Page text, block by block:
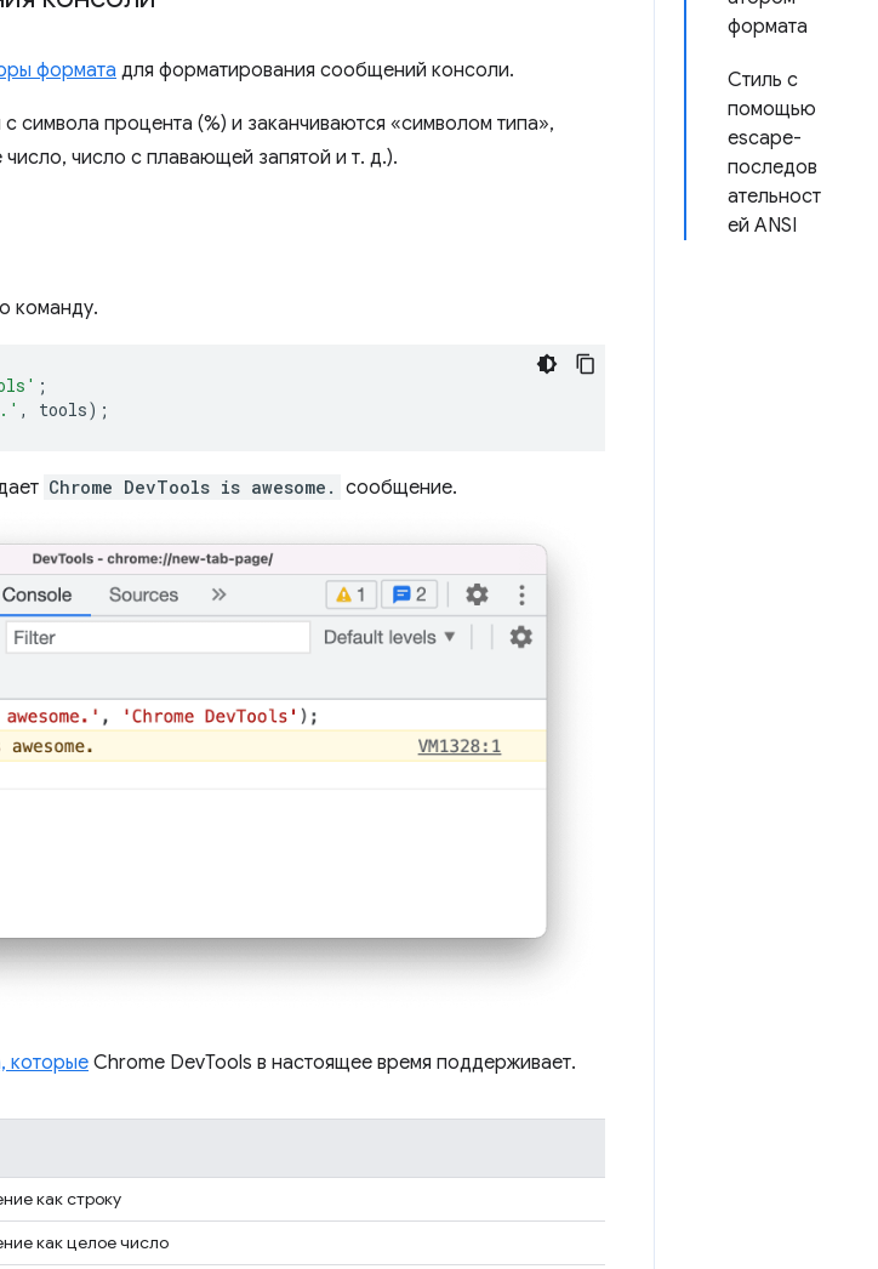
формата
Стиль с
помощью
escape-
последов
ательност
ей ANSI
формата для форматирования сообщений консоли.
символа процента (%) и заканчиваются «символом типа»,
число с плавающей запятой и т. д.).
команду.
;
, tools);
Chrome DevTools is awesome. сообщение.
которыеChrome DevTools в настоящее время поддерживает.
как строку
как целое число